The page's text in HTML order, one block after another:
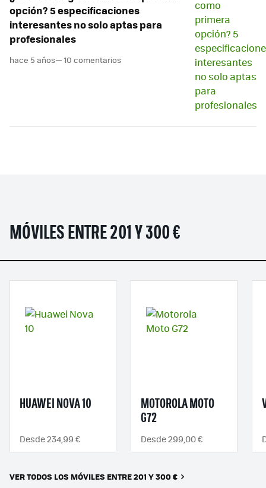
opción? 5 especificaciones
interesantes no solo aptas para
profesionales
hace 5 años— 10 comentarios
MÓVILES ENTRE 201 Y 300 €
HUAWEI NOVA 10
Desde 234,99 €
MOTOROLA MOTO
G72
Desde 299,00 €
VER TODOS LOS MÓVILES ENTRE 201 Y 300 €